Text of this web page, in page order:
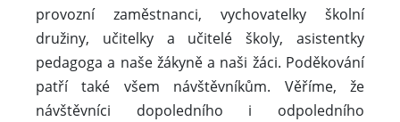
provozní zaměstnanci, vychovatelky školní
družiny, učitelky a učitelé školy, asistentky
pedagoga a naše žákyně a naši žáci. Poděkování
patří také všem návštěvníkům. Věříme, že
návštěvníci dopoledního i odpoledního